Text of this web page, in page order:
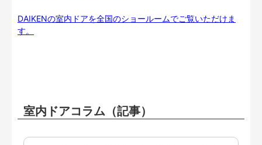
DAIKENの室内ドアを全国のショールームでご覧いただけま
す。
室内ドアコラム（記事）